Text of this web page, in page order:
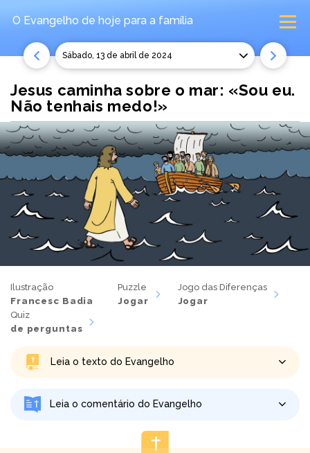
O Evangelho de hoje para a família
sábado, 13 de abril de 2024
Jesus caminha sobre o mar: «Sou eu.
Não tenhais medo!»
Ilustração
Francesc Badia
Puzzle
Jogar
Jogo das Diferenças
Jogar
Quiz
de perguntas
Leia o texto do Evangelho
Leia o comentário do Evangelho